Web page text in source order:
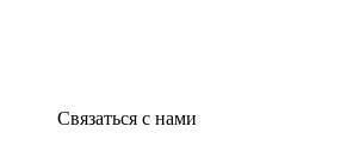
Связаться с нами